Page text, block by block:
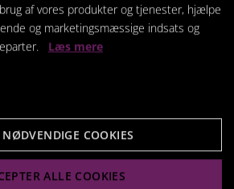
af vores produkter og tjenester, hjælpe
og marketingsmæssige indsats og
Læs mere
COOKIES
ALLE COOKIES